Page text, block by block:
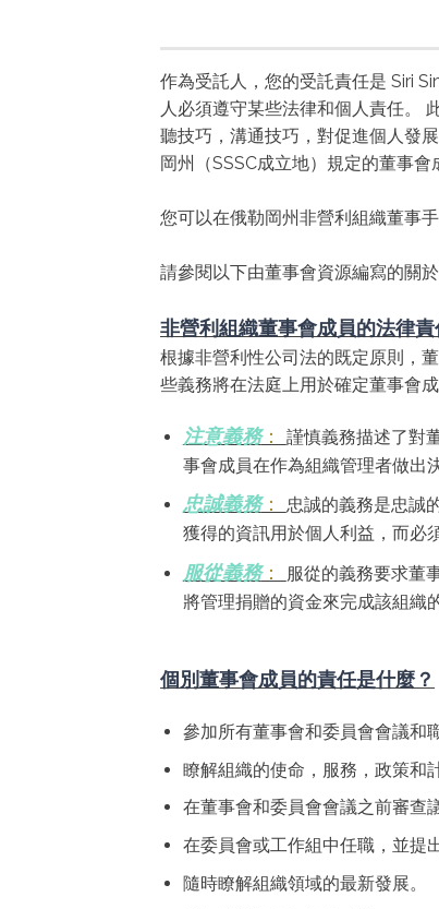
作為受託人，您的受託責任是 Siri
人必須遵守某些法律和個人責任。
聽技巧，溝通技巧，對促進個人發
岡州（SSSC成立地）規定的董事
您可以在俄勒岡州非營利組織董事
請參閱以下由董事會資源編寫的關
非營利組織董事會成員的法律責
根據非營利性公司法的既定原則，
些義務將在法庭上用於確定董事會
注意義務： 謹慎義務描述了對
事會成員在作為組織管理者做出
忠誠義務： 忠誠的義務是忠誠
獲得的資訊用於個人利益，而必
服從義務：
服從的義務要求董
將管理捐贈的資金來完成該組織
個別董事會成員的責任是什麼？
參加所有董事會和委員會會議和
瞭解組織的使命，服務，政策和
在董事會和委員會會議之前審查
在委員會或工作組中任職，並提
隨時瞭解組織領域的最新發展。